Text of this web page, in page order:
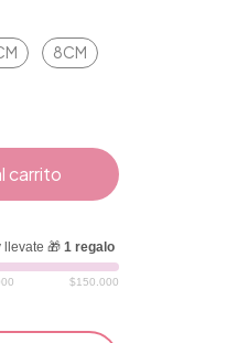
8CM
llevate 🎁 1 regalo
$150.000